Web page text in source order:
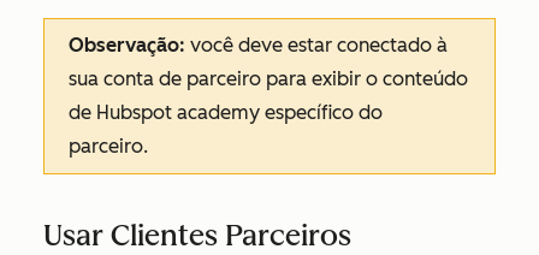
Observação: você deve estar conectado à
sua conta de parceiro para exibir o conteúdo
de Hubspot academy específico do
parceiro.
Usar Clientes Parceiros